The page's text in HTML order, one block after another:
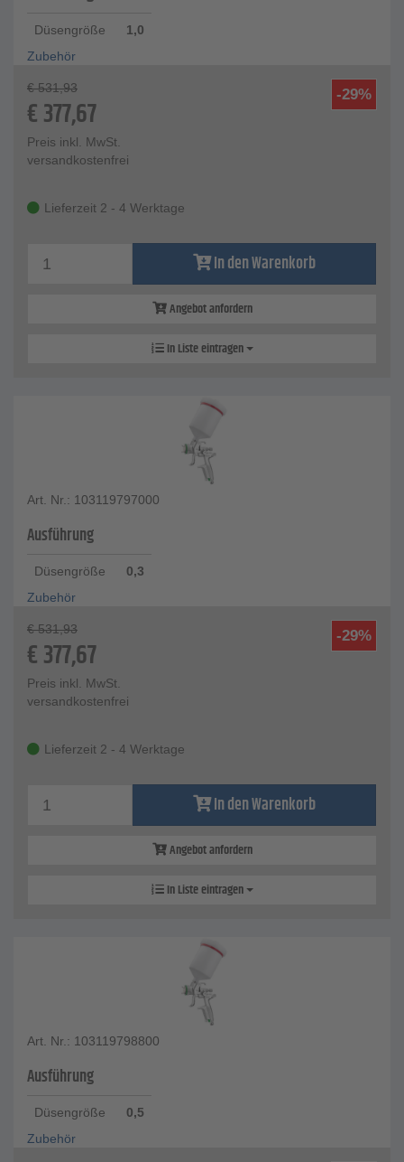
Düsengröße
1,0
Zubehör
-29%
€ 531,93
€377,67
Preis inkl. MwSt.
versandkostenfrei
Lieferzeit 2 - 4 Werktage
In den Warenkorb
Angebot anfordern
In Liste eintragen
Art. Nr.: 103119797000
Ausführung
Düsengröße
0,3
Zubehör
-29%
€ 531,93
€377,67
Preis inkl. MwSt.
versandkostenfrei
Lieferzeit 2 - 4 Werktage
In den Warenkorb
Angebot anfordern
In Liste eintragen
Art. Nr.: 103119798800
Ausführung
Düsengröße
0,5
Zubehör